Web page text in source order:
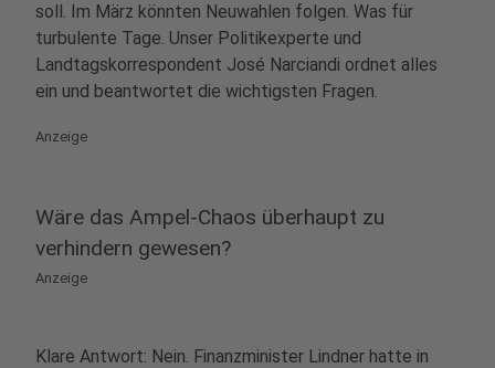
soll. Im März könnten Neuwahlen folgen. Was für
turbulente Tage. Unser Politikexperte und
Landtagskorrespondent José Narciandi ordnet alles
ein und beantwortet die wichtigsten Fragen.
Anzeige
Wäre das Ampel-Chaos überhaupt zu
verhindern gewesen?
Anzeige
Klare Antwort: Nein. Finanzminister Lindner hatte in